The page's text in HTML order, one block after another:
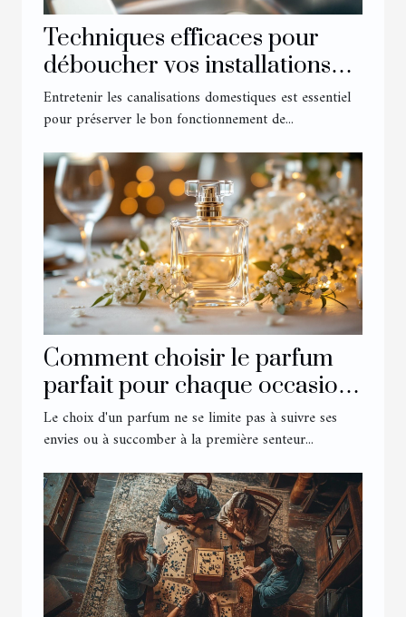
Techniques efficaces pour
déboucher vos installations
domestiques
Entretenir les canalisations domestiques est essentiel
pour préserver le bon fonctionnement de...
Comment choisir le parfum
parfait pour chaque occasion
?
Le choix d'un parfum ne se limite pas à suivre ses
envies ou à succomber à la première senteur...